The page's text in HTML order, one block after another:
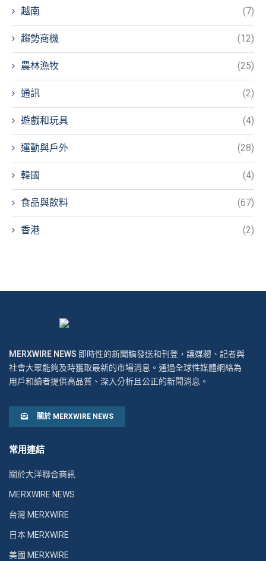
越南 (7)
趨勢商機 (12)
農林漁牧 (25)
通訊 (2)
遊戲和玩具 (4)
運動與戶外 (28)
韓國 (4)
食品與飲料 (67)
香港 (2)
MERXWIRE NEWS 即時性的新聞稿發送和刊登，讓媒體、記者與
社會大眾能夠及時獲取最新的市場消息。通過全球性媒體網絡為
用戶和讀者提供高品質、深入分析且公正的新聞消息。
關於 MERXWIRE NEWS
常用連結
關於大洋聯合商訊
MERXWIRE NEWS
台灣 MERXWIRE
日本 MERXWIRE
美國 MERXWIRE